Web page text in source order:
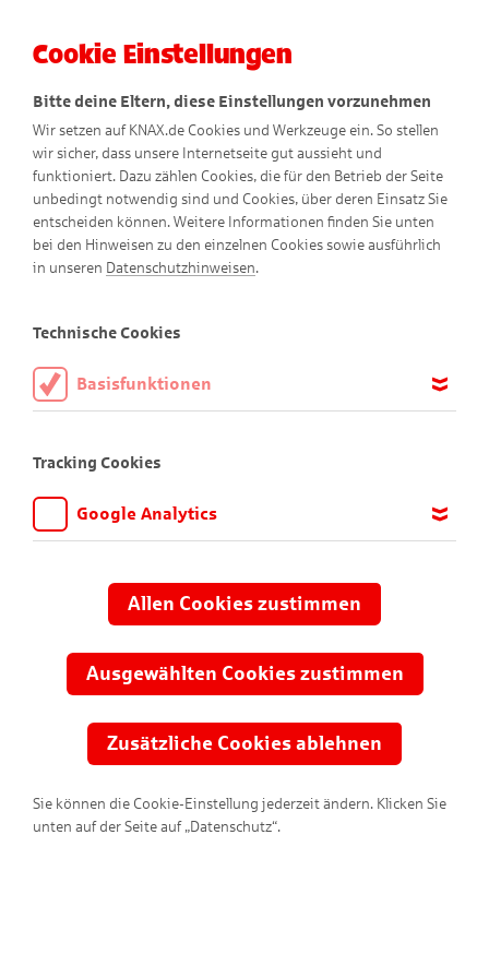
Tipps zu
m sicheren Surfen
und E-
Mailen
Cookie Einstellungen
Bitte deine Eltern, diese Einstellungen vorzunehmen
Wir setzen auf KNAX.de Cookies und Werkzeuge ein. So stellen
wir sicher, dass unsere Internetseite gut aussieht und
funktioniert. Dazu zählen Cookies, die für den Betrieb der Seite
unbedingt notwendig sind und Cookies, über deren Einsatz Sie
entscheiden können. Weitere Informationen finden Sie unten
bei den Hinweisen zu den einzelnen Cookies sowie ausführlich
in unseren Datenschutzhinweisen.
Technische Cookies
Basisfunktionen
aktiviert sein.
Tracking Cookies
Google Analytics
anpassen und verbessern können. Aus diesem Grund nutzen wir
Google Analytics. Dieses Werkzeug erfasst die Seitenaufrufe zu
Übertragung anonymisiert.
Allen Cookies zustimmen
Ausgewählten Cookies zustimmen
Zusätzliche Cookies ablehnen
Sie können die Cookie-Einstellung jederzeit ändern. Klicken Sie
unten auf der Seite auf „Datenschutz“.